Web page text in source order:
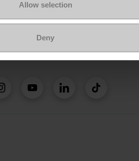
Allow selection
Deny